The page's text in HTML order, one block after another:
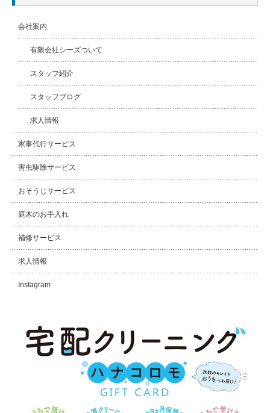
会社案内
有限会社シーズついて
スタッフ紹介
スタッフブログ
求人情報
家事代行サービス
害虫駆除サービス
おそうじサービス
庭木のお手入れ
補修サービス
求人情報
Instagram